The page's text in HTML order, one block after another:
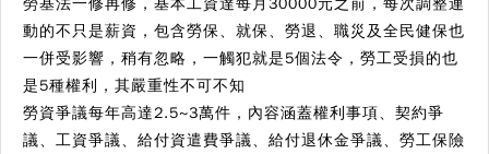
勞基法一修再修，基本工資達每月30000元之前，每次調整連
動的不只是薪資，包含勞保、就保、勞退、職災及全民健保也
一併受影響，稍有忽略，一觸犯就是5個法令，勞工受損的也
是5種權利，其嚴重性不可不知
勞資爭議每年高達2.5~3萬件，內容涵蓋權利事項、契約爭
議、工資爭議、給付資遣費爭議、給付退休金爭議、勞工保險